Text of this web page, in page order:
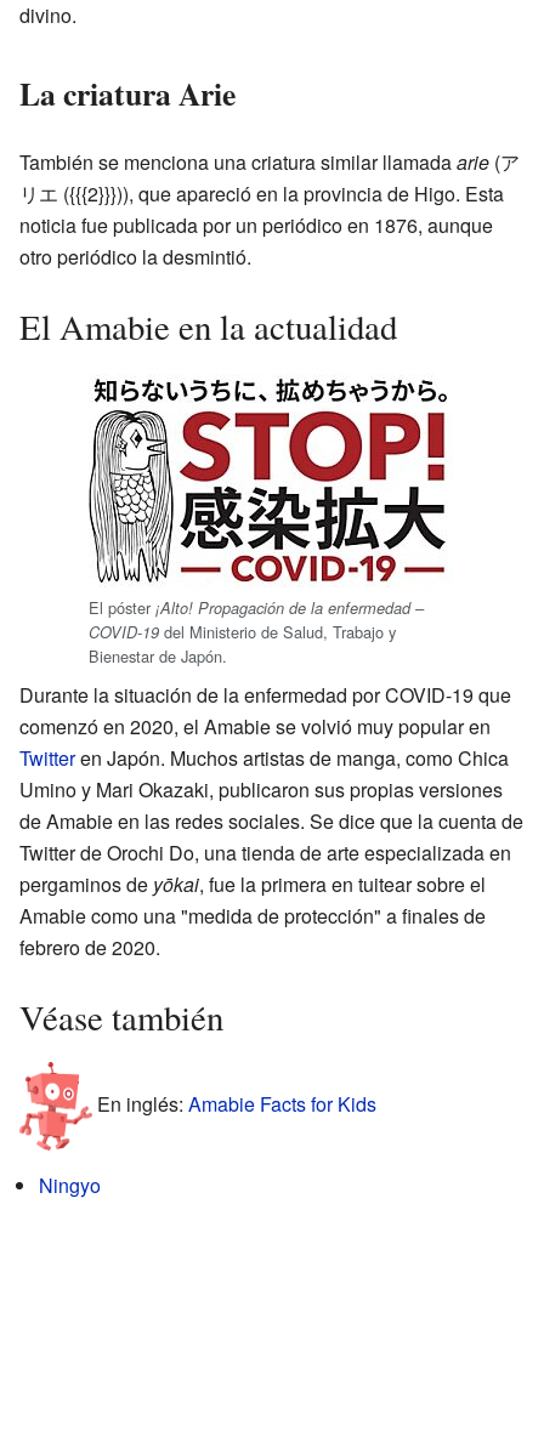
divino.
La criatura Arie
También se menciona una criatura similar llamadaarie (ア
リエ ({{{2}}})), que apareció en la provincia de Higo. Esta
noticia fue publicada por un periódico en 1876, aunque
otro periódico la desmintió.
El Amabie en la actualidad
El póster ¡Alto! Propagación de la enfermedad –
COVID-19 del Ministerio de Salud, Trabajo y
Bienestar de Japón.
Durante la situación de la enfermedad por COVID-19 que
comenzó en 2020, el Amabie se volvió muy popular en
Twitteren Japón. Muchos artistas de manga, como Chica
Umino y Mari Okazaki, publicaron sus propias versiones
de Amabie en las redes sociales. Se dice que la cuenta de
Twitter de Orochi Do, una tienda de arte especializada en
pergaminos de yōkai, fue la primera en tuitear sobre el
Amabie como una "medida de protección" a finales de
febrero de 2020.
Véase también
En inglés: Amabie Facts for Kids
Ningyo